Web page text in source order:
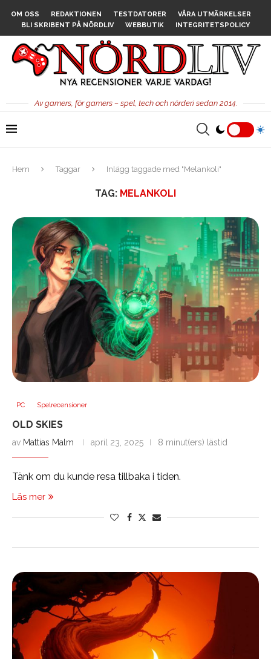
OM OSS REDAKTIONEN TESTDATORER
VÅRA UTMÄRKELSER
BLI SKRIBENT PÅ NÖRDLIV
WEBBUTIK INTEGRITETSPOLICY
Av gamers, för gamers – spel, tech och nörderi sedan 2014.
Hem Taggar Inlägg taggade med "Melankoli"
TAG: MELANKOLI
PC Spelrecensioner
OLD SKIES
av Mattias Malm april 23, 2025 8 minut(ers) lästid
Tänk om du kunde resa tillbaka i tiden.
Läs mer